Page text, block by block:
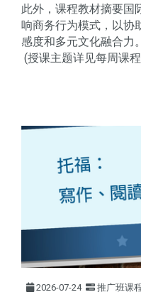
此外，课程教材摘要国
响商务行为模式，以协
感度和多元文化融合力。
(授课主题详见每周课
2026-07-24 推广班课